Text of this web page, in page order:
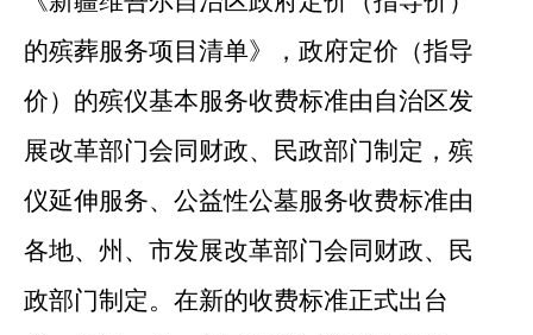
的殡葬服务项目清单》，政府定价（指导
价）的殡仪基本服务收费标准由自治区发
展改革部门会同财政、民政部门制定，殡
仪延伸服务、公益性公墓服务收费标准由
各地、州、市发展改革部门会同财政、民
政部门制定。 在新的收费标准正式出台